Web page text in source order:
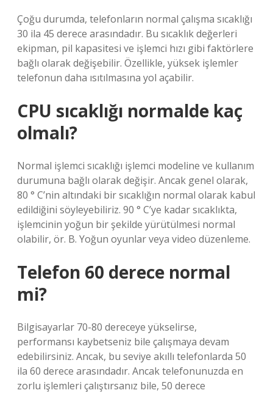
Çoğu durumda, telefonların normal çalışma sıcaklığı
30 ila 45 derece arasındadır. Bu sıcaklık değerleri
ekipman, pil kapasitesi ve işlemci hızı gibi faktörlere
bağlı olarak değişebilir. Özellikle, yüksek işlemler
telefonun daha ısıtılmasına yol açabilir.
CPU sıcaklığı normalde kaç
olmalı?
Normal işlemci sıcaklığı işlemci modeline ve kullanım
durumuna bağlı olarak değişir. Ancak genel olarak,
80 ° C’nin altındaki bir sıcaklığın normal olarak kabul
edildiğini söyleyebiliriz. 90 ° C’ye kadar sıcaklıkta,
işlemcinin yoğun bir şekilde yürütülmesi normal
olabilir, ör. B. Yoğun oyunlar veya video düzenleme.
Telefon 60 derece normal
mi?
Bilgisayarlar 70-80 dereceye yükselirse,
performansı kaybetseniz bile çalışmaya devam
edebilirsiniz. Ancak, bu seviye akıllı telefonlarda 50
ila 60 derece arasındadır. Ancak telefonunuzda en
zorlu işlemleri çalıştırsanız bile, 50 derece